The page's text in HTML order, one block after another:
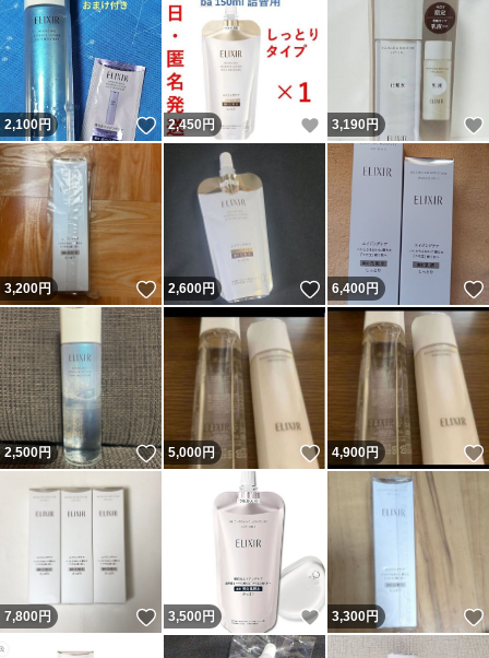
2,100円 いいね！
2,450 円 いいね！
3,190円
3,200円 いいね！
2,600円 いいね！
6,400円
2,500円 いいね！
5,000円 いいね！
4,900円
7,800円 いいね！
3,500 円 いいね！
3,300円